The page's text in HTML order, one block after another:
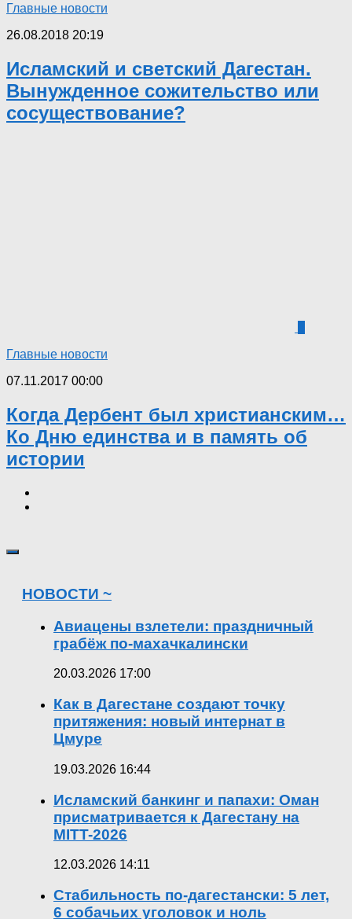
Главные новости
26.08.2018 20:19
Исламский и светский Дагестан.
Вынужденное сожительство или
сосуществование?
Главные новости
07.11.2017 00:00
Когда Дербент был христианским…
Ко Дню единства и в память об
истории
НОВОСТИ ~
Авиацены взлетели: праздничный
грабёж по-махачкалински
20.03.2026 17:00
Как в Дагестане создают точку
притяжения: новый интернат в
Цмуре
19.03.2026 16:44
Исламский банкинг и папахи: Оман
присматривается к Дагестану на
MITT-2026
12.03.2026 14:11
Стабильность по-дагестански: 5 лет,
6 собачьих уголовок и ноль